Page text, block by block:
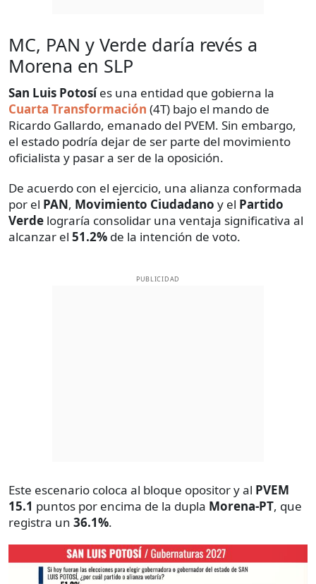
MC, PAN y Verde daría revés a
Morena en SLP
San Luis Potosíes una entidad que gobierna la
Cuarta Transformación (4T) bajo el mando de
Ricardo Gallardo, emanado del PVEM. Sin embargo,
el estado podría dejar de ser parte del movimiento
oficialista y pasar a ser de la oposición.
De acuerdo con el ejercicio, una alianza conformada
por el PAN, Movimiento Ciudadano y el Partido
Verde lograría consolidar una ventaja significativa al
alcanzar el 51.2% de la intención de voto.
PUBLICIDAD
Este escenario coloca al bloque opositor y al PVEM
15.1 puntos por encima de la dupla Morena-PT, que
registra un 36.1%.